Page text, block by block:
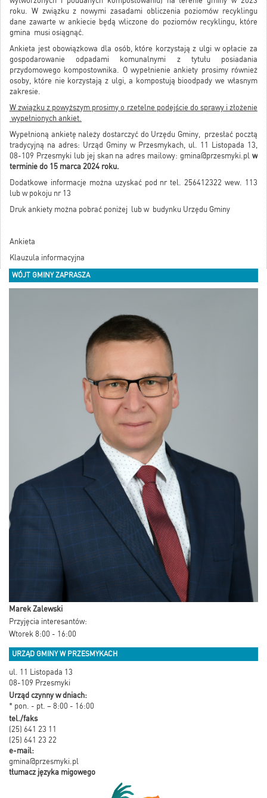
roku. W związku z nowymi zasadami obliczenia poziomów recyklingu
dane zawarte w ankiecie będą wliczone do poziomów recyklingu, które
gmina musi osiągnąć.
Ankieta jest obowiązkowa dla osób, które korzystają z ulgi w opłacie za
gospodarowanie odpadami komunalnymi z tytułu posiadania
przydomowego kompostownika. O wypełnienie ankiety prosimy również
osoby, które nie korzystają z ulgi, a kompostują bioodpady we własnym
zakresie.
W związku z powyższym prosimy o rzetelne podejście do sprawy i złożenie
wypełnionych ankiet.
Wypełnioną ankietę należy dostarczyć do Urzędu Gminy, przesłać pocztą
tradycyjną na adres: Urząd Gminy w Przesmykach, ul. 11 Listopada 13,
08-109 Przesmyki lub jej skan na adres mailowy:gmina@przesmyki.plw
terminie do 15 marca 2024 roku.
Dodatkowe informacje można uzyskać pod nr tel. 256412322 wew. 113
lub w pokoju nr 13
Druk ankiety można pobrać poniżej lub w budynku Urzędu Gminy
Ankieta
Klauzula informacyjna
WÓJT GMINY ZAPRASZA
Marek Zalewski
Przyjęcia interesantów:
Wtorek 8:00 - 16:00
URZĄD GMINY W PRZESMYKACH
ul. 11 Listopada 13
08-109 Przesmyki
Urząd czynny w dniach:
* pon. - pt. – 8:00 - 16:00
tel./faks
(25) 641 23 11
(25) 641 23 22
e-mail:
gmina@przesmyki.pl
tłumacz języka migowego